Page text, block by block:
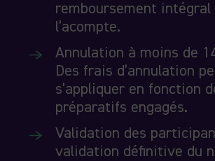
remboursement intégral
l’acompte.
Annulation à moins de
Des frais d’annulation
s’appliquer en fonction
préparatifs engagés.
Validation des
validation définitive du